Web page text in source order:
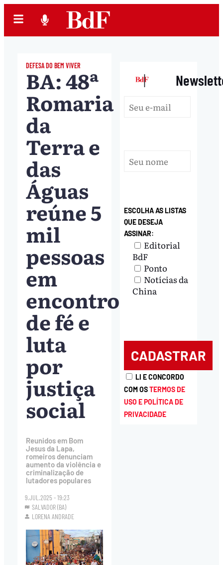
DEFESA DO BEM VIVER
BA: 48ª
Romaria
da
Terra e
das
Águas
reúne 5
mil
pessoas
em
encontro
de fé e
luta
por
justiça
social
Reunidos em Bom
Jesus da Lapa,
romeiros denunciam
aumento da violência e
criminalização de
lutadores populares
9.JUL.2025 - 19:23
SALVADOR (BA)
LORENA ANDRADE
|
ESCOLHA AS LISTAS
QUE DESEJA
ASSINAR:
Editorial
BdF
Ponto
Notícias da
China
LI E CONCORDO
COM OSTERMOS DE
USO E POLÍTICA DE
PRIVACIDADE